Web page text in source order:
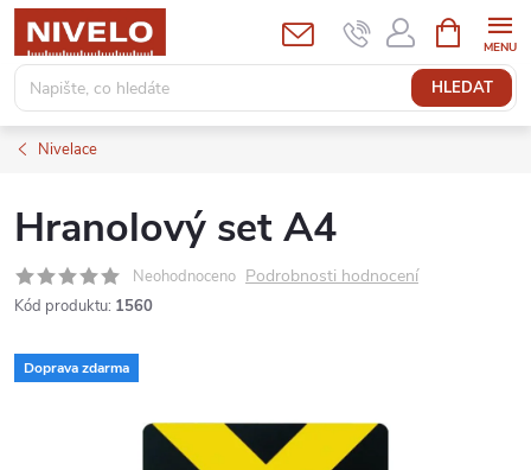
Přejít
obsah
HLEDAT
NÁKUPNÍ
KOŠÍK
Nivelace
Hranolový set A4
Neohodnoceno Podrobnosti hodnocení
Kód produktu: 1560
Doprava zdarma